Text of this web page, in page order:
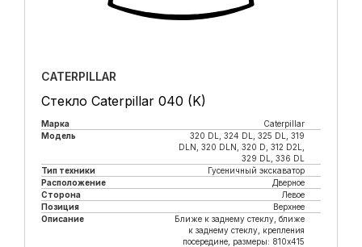
CATERPILLAR
Стекло Caterpillar 040 (K)
Марка
Caterpillar
Модель
320 DL, 324 DL, 325 DL, 319
DLN, 320 DLN, 320 D, 312 D2L,
329 DL, 336 DL
Тип техники
Гусеничный экскаватор
Расположение
Дверное
Сторона
Левое
Позиция
Верхнее
Описание
Ближе к заднему стеклу, ближе
к заднему стеклу, крепления
посередине, размеры: 810x415